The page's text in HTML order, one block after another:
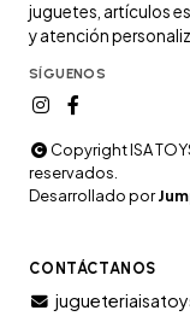
juguetes, artículos
y atención
SÍGUENOS
Copyright ISA
reservados.
Desarrollado por
CONTÁCTANOS